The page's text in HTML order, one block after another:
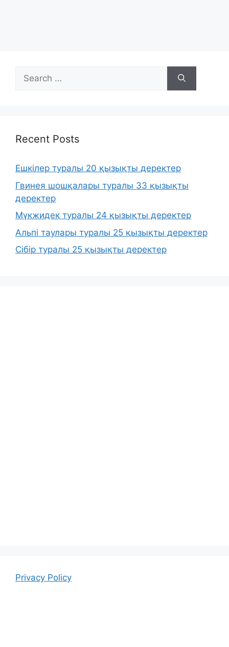
Search
for:
Recent Posts
Ешкілер туралы 20 қызықты деректер
Гвинея шошқалары туралы 33 қызықты
деректер
Мүкжидек туралы 24 қызықты деректер
Альпі таулары туралы 25 қызықты деректер
Сібір туралы 25 қызықты деректер
Privacy Policy